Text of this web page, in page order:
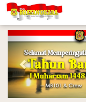
Previous